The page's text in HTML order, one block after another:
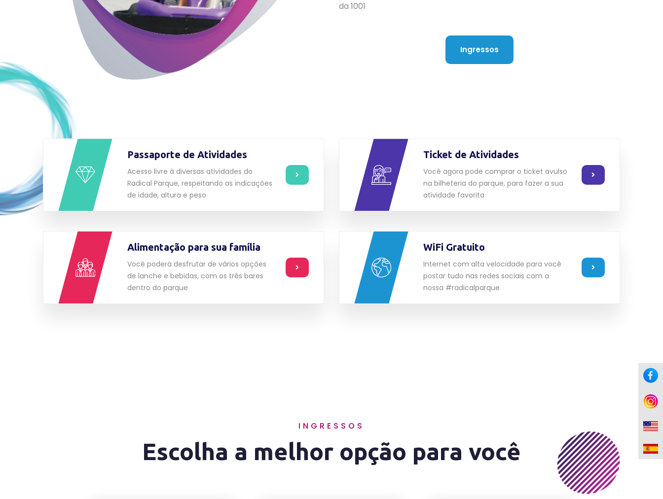
da 1001
Ingressos
Passaporte de Atividades
Acesso livre à diversas atividades do
Radical Parque, respeitando as indicações
de idade, altura e peso
Ticket de Atividades
Você agora pode comprar o ticket avulso
na bilheteria do parque, para fazer a sua
atividade favorita
Alimentação para sua família
Você poderá desfrutar de vários opções
de lanche e bebidas, com os três bares
dentro do parque
WiFi Gratuito
Internet com alta velocidade para você
postar tudo nas redes sociais com a
nossa #radicalparque
INGRESSOS
Escolha a melhor opção para você